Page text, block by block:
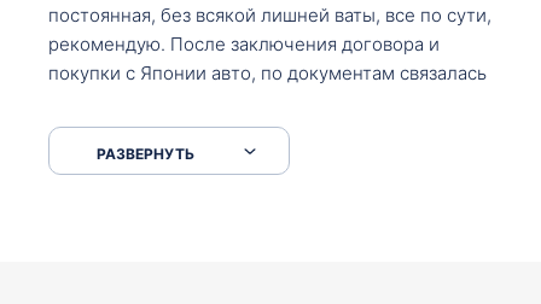
постоянная, без всякой лишней ваты, все по сути,
рекомендую. После заключения договора и
покупки с Японии авто, по документам связалась
что заполнить, куда зайти, образцы и т.д. После
приехал за авто. Меня тепло встретили Сергей с
РАЗВЕРНУТЬ